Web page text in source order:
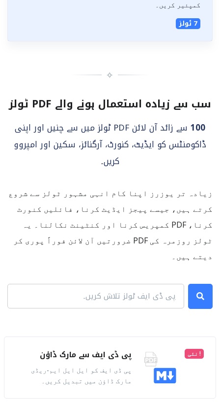
کمپئیر کریں۔
7 ٹولز
✧
سب سے زیادہ استعمال ہونے والے PDF ٹولز
100
سے زائد آن لائن PDF ٹولز میں سے چنیں اور اپنی
ڈاکومنٹس کو ایڈیٹ، کنورٹ، آرگنائز، سکین اور امپروو
کریں۔
زیادہ تر یوزرز اپنا کام انہی مشہور ٹولز سے شروع
کرتے ہیں، جیسے پیجز ایڈیٹ کرنا، فائلیں کنورٹ
کرنا، PDF کمپریس کرنا اور کنٹینٹ نکالنا۔ یہ
ٹولز روزمرہ کی PDF ضرورتیں آن لائن فوراً پوری کر
دیتے ہیں۔
پی ڈی ایف سے مارک ڈاؤن
پی ڈی ایف کو ایل ایل ایم-ریڈی
مارک ڈاؤن میں تبدیل کریں۔
نئی !